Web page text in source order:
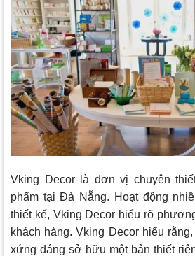
Vking Decorlà đơn vị chuyên
phẩm tại Đà Nẵng. Hoạt động
thiết kế, Vking Decor hiểu rõ
khách hàng.Vking Decor hiểu
xứng đáng sở hữu một bản thiết